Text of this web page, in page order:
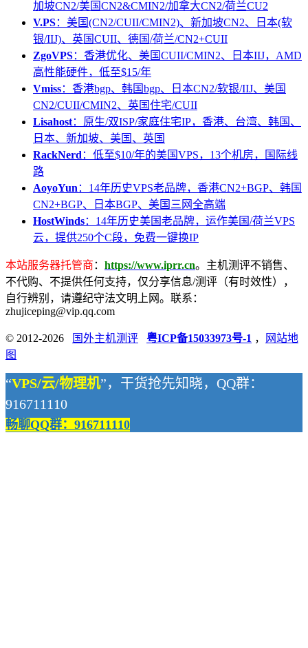
加坡CN2/美国CN2&CMIN2/加拿大CN2/荷兰CU2
V.PS：美国(CN2/CUII/CMIN2)、新加坡CN2、日本(软
银/IIJ)、英国CUII、德国/荷兰/CN2+CUII
ZgoVPS：香港优化、美国CUII/CMIN2、日本IIJ，AMD
高性能硬件，低至$15/年
Vmiss：香港bgp、韩国bgp、日本CN2/软银/IIJ、美国
CN2/CUII/CMIN2、英国住宅/CUII
Lisahost：原生/双ISP/家庭住宅IP，香港、台湾、韩国、
日本、新加坡、美国、英国
RackNerd ：低至$10/年的美国VPS，13个机房，国际线
路
AoyoYun ：14年历史VPS老品牌，香港CN2+BGP、韩国
CN2+BGP、日本BGP、美国三网全高端
HostWinds：14年历史美国老品牌，运作美国/荷兰VPS
云，提供250个C段，免费一键换IP
本站服务器托管商 ： https://www.iprr.cn。主机测评不销售、
不代购、不提供任何支持，仅分享信息/测评（有时效性），
自行辨别，请遵纪守法文明上网。联系：
zhujiceping@vip.qq.com
© 2012-2026 国外主机测评 粤ICP备15033973号-1 ，
网站地
图
“VPS/云/物理机”，干货抢先知晓，QQ群：
916711110
畅聊QQ群：916711110